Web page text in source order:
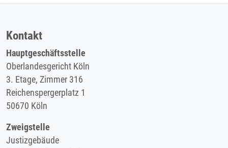
Kontakt
Hauptgeschäftsstelle
Oberlandesgericht Köln
3. Etage, Zimmer 316
Reichenspergerplatz 1
50670 Köln
Zweigstelle
Justizgebäude